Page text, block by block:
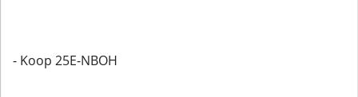
- Koop 25E-NBOH